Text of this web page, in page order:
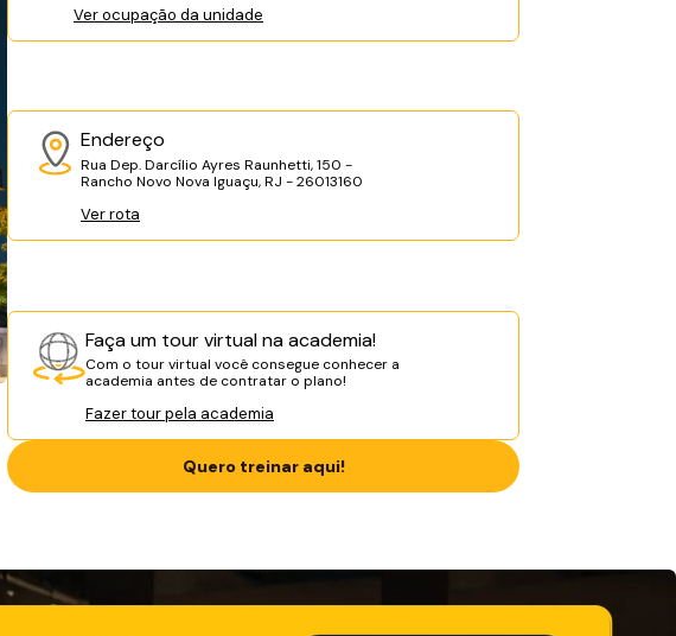
Ver ocupação da unidade
Endereço
Rua Dep. Darcílio Ayres Raunhetti, 150 -
Rancho Novo Nova Iguaçu, RJ - 26013160
Ver rota
Faça um tour virtual na academia!
Com o tour virtual você consegue conhecer a
academia antes de contratar o plano!
Fazer tour pela academia
Quero treinar aqui!